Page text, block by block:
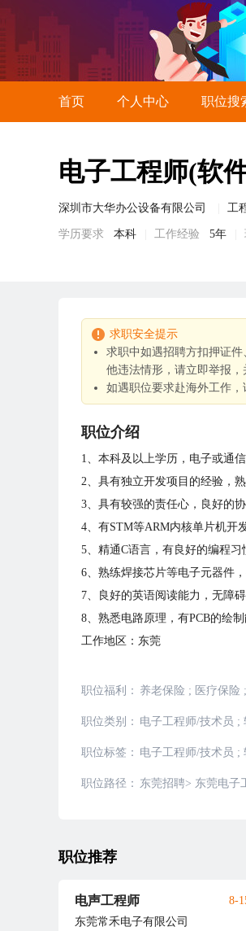
首页 个人中心 职位搜
电子工程师(软
深圳市大华办公设备有限公司 工
学历要求 本科 工作经验 5年
求职安全提示
求职中如遇招聘方扣押证
他违法情形，请立即举报，
如遇职位要求赴海外工作，
职位介绍
1、本科及以上学历，电子或通
2、具有独立开发项目的经验，
3、具有较强的责任心，良好的
4、有STM等ARM内核单片机开
5、精通C语言，有良好的编程
6、熟练焊接芯片等电子元器件
7、良好的英语阅读能力，无障
8、熟悉电路原理，有PCB的绘制
工作地区：东莞
职位福利： 养老保险 ; 医疗保险 ;
职位类别： 电子工程师/技术员 ;
职位标签： 电子工程师/技术员 ;
职位路径： 东莞招聘> 东莞电子
职位推荐
电声工程师
东莞常禾电子有限公司
8-